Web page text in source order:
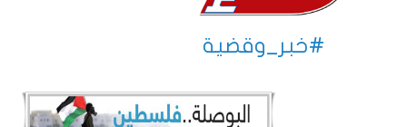
#خبر_وقضية